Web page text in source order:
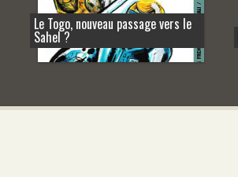
Le Togo, nouveau passage vers le
Sahel ?